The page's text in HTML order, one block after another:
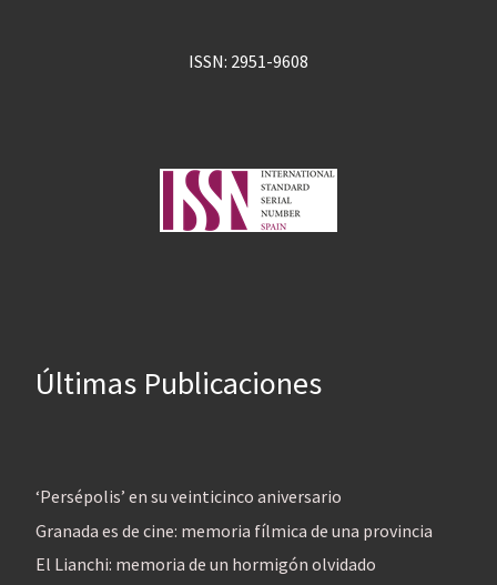
ISSN: 2951-9608
Últimas Publicaciones
‘Persépolis’ en su veinticinco aniversario
Granada es de cine: memoria fílmica de una provincia
El Lianchi: memoria de un hormigón olvidado